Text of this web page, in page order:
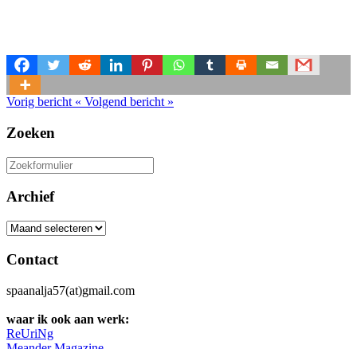
Vorig bericht « Volgend bericht »
Zoeken
Zoeken
naar:
Archief
Archief
Contact
spaanalja57(at)gmail.com
waar ik ook aan werk:
ReUriNg